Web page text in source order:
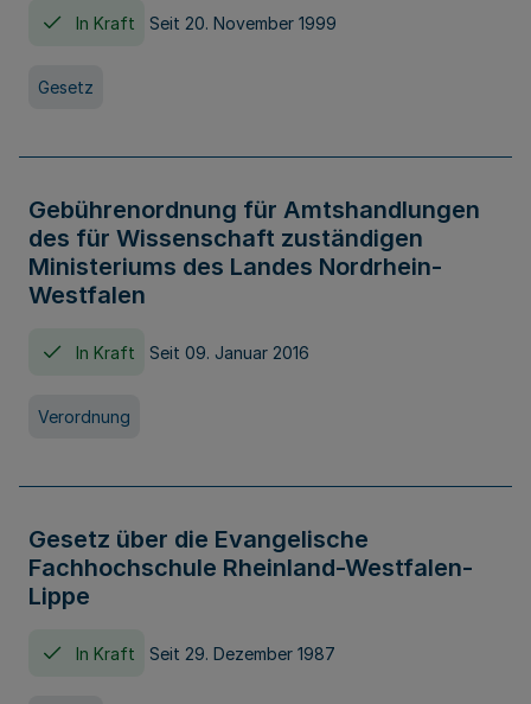
In Kraft Seit 20. November 1999
Gesetz
Gebührenordnung für Amtshandlungen
des für Wissenschaft zuständigen
Ministeriums des Landes Nordrhein-
Westfalen
In Kraft Seit 09. Januar 2016
Verordnung
Gesetz über die Evangelische
Fachhochschule Rheinland-Westfalen-
Lippe
In Kraft Seit 29. Dezember 1987